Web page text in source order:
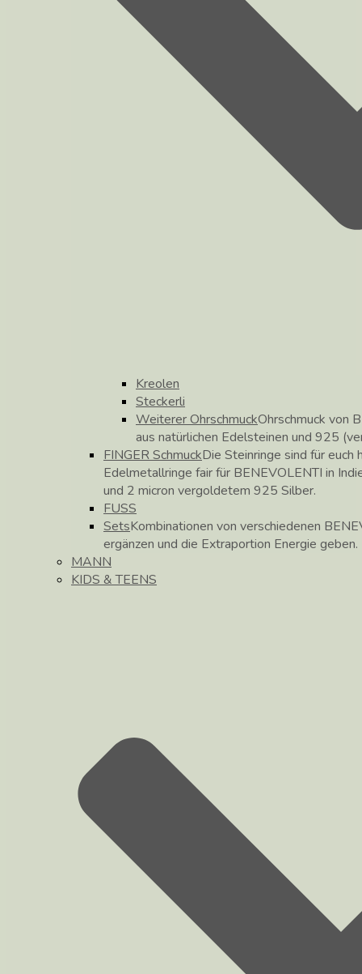
Kreolen
Steckerli
Weiterer OhrschmuckOhrschmuck von
aus natürlichen Edelsteinen und 925
FINGER SchmuckDie Steinringe sind für
Edelmetallringe fair für BENEVOLENTI in
und 2 micron vergoldetem 925 Silber.
FUSS
SetsKombinationen von verschiedenen
ergänzen und die Extraportion Energie geben.
MANN
KIDS & TEENS